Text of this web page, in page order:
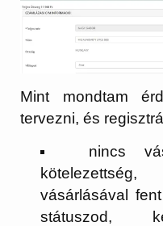
Mint mondtam
tervezni, és
nincs
vásárlásával
státuszod,